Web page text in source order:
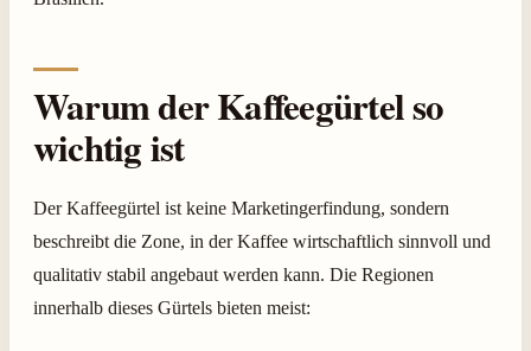
Warum der Kaffeegürtel so
wichtig ist
Der Kaffeegürtel ist keine Marketingerfindung, sondern
beschreibt die Zone, in der Kaffee wirtschaftlich sinnvoll und
qualitativ stabil angebaut werden kann. Die Regionen
innerhalb dieses Gürtels bieten meist: